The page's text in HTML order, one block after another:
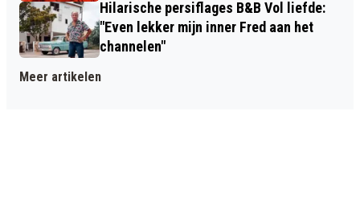
Hilarische persiflages B&B Vol liefde:
"Even lekker mijn inner Fred aan het
channelen"
Meer artikelen